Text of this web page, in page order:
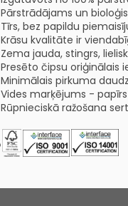
Pārstrādājams un
Tīrs, bez papildu
Krāsu kvalitāte ir
Zema jauda, stingrs,
Presēto čipsu oriģinālais
Minimālais pirkuma
Vides marķējums - papīrs
Rūpnieciskā ražošana